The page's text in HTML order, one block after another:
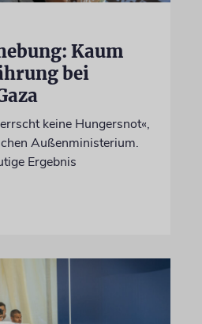
Kaum
bei
keine Hungersnot«,
Außenministerium.
Ergebnis